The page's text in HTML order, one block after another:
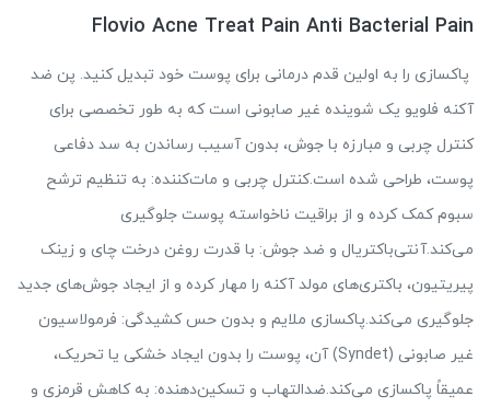
Flovio Acne Treat Pain Anti Bacterial Pain
پاکسازی را به اولین قدم درمانی برای پوست خود تبدیل کنید. پن ضد
آکنه فلویو یک شوینده غیر صابونی است که به طور تخصصی برای
کنترل چربی و مبارزه با جوش، بدون آسیب رساندن به سد دفاعی
پوست، طراحی شده است.کنترل چربی و مات‌کننده: به تنظیم ترشح
سبوم کمک کرده و از براقیت ناخواسته پوست جلوگیری
می‌کند.آنتی‌باکتریال و ضد جوش: با قدرت روغن درخت چای و زینک
پیریتیون، باکتری‌های مولد آکنه را مهار کرده و از ایجاد جوش‌های جدید
جلوگیری می‌کند.پاکسازی ملایم و بدون حس کشیدگی: فرمولاسیون
غیر صابونی (Syndet) آن، پوست را بدون ایجاد خشکی یا تحریک،
عمیقاً پاکسازی می‌کند.ضدالتهاب و تسکین‌دهنده: به کاهش قرمزی و